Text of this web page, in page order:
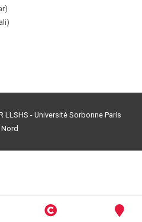
LLSHS - Université Sorbonne Paris
Nord